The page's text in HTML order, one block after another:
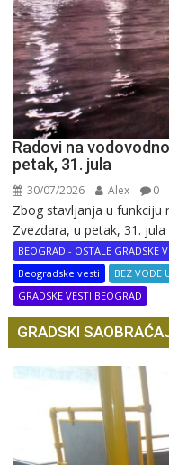
Radovi na
petak, 31. jula
30/07/2026 Alex 0
Zbog stavljanja u funkciju
Zvezdara, u petak, 31. jula
BEOGRAD - OSTALE GRADSKE
Beogradske vesti
BEZ VODE
GRADSKE VESTI BEOGRAD
GRADSKI